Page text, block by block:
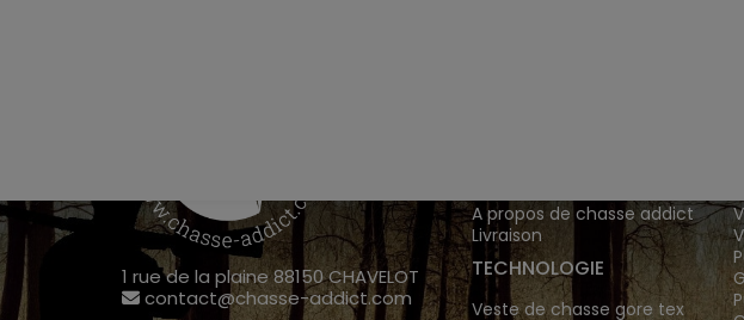
1 rue de la plaine 88150 CHAVELOT
contact@chasse-addict.com
A propos de chasse addict
Livraison
TECHNOLOGIE
Veste de chasse gore tex